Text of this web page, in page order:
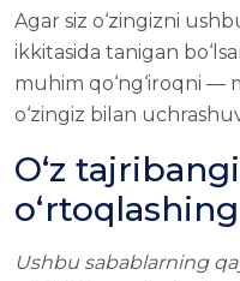
Agar siz o‘zingizni
ikkitasida tanigan
muhim qo‘ng‘iroqni
o‘zingiz bilan
O‘z
o‘rtoqlashing
Ushbu sabablarning